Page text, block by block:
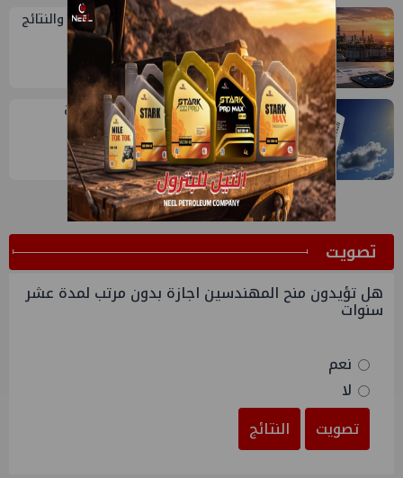
4
تقييم أداء وزارة البترول...بين حساب الأداء والنتائج
5
أجواء شديدة الحرارة ورطوبة مرتفعة.. حالة
الطقس اليوم الجمعة 7 أغسطس 2026
ﺗﺼﻮﻳﺖ
هل تؤيدون منح المهندسين اجازة بدون مرتب لمدة عشر
سنوات
نعم
لا
تصويت
النتائج